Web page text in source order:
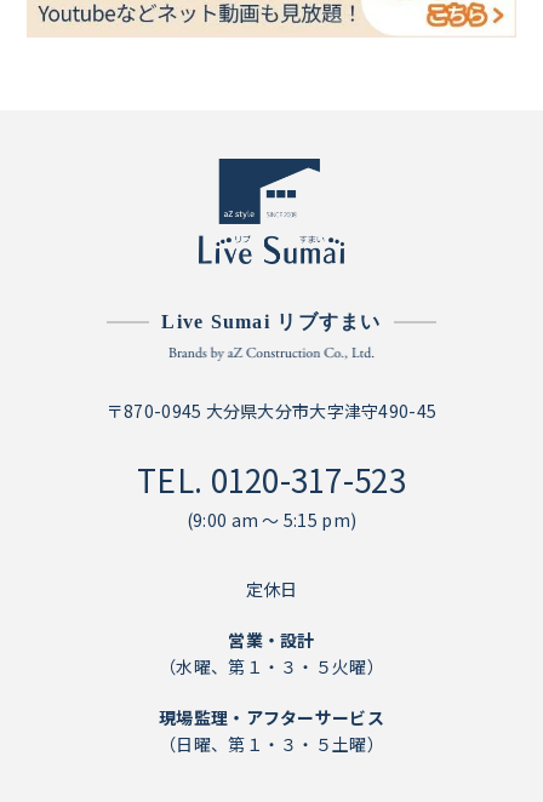
Live Sumai リブすまい
〒870-0945 大分県大分市大字津守490-45
TEL. 0120-317-523
(9:00 am ～ 5:15 pm)
定休日
営業・設計
（水曜、第１・３・５火曜）
現場監理・アフターサービス
（日曜、第１・３・５土曜）